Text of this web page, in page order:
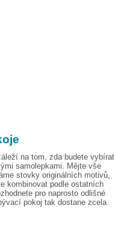
na tom, zda budete vybírat
samolepkami. Mějte vše
stovky originálních motivů,
kombinovat podle ostatních
pro naprosto odlišné
pokoj tak dostane zcela